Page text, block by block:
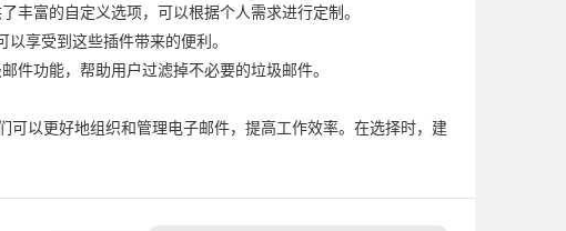
富的自定义选项，可以根据个人需求进行定制。
享受到这些插件带来的便利。
功能，帮助用户过滤掉不必要的垃圾邮件。
以更好地组织和管理电子邮件，提高工作效率。在选择时，建